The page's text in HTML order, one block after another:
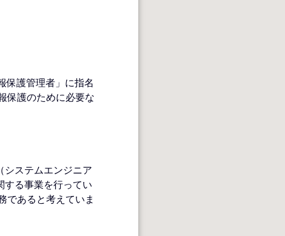
保護管理者」に指名
保護のために必要な
システムエンジニア
する事業を⾏ってい
であると考えていま